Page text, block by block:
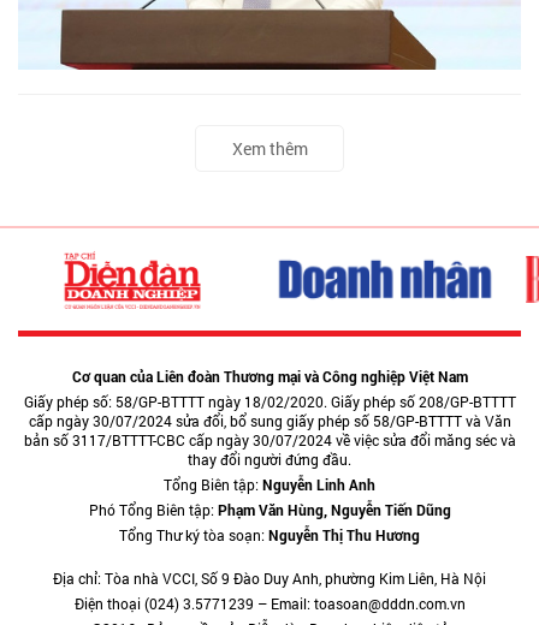
Xem thêm
Cơ quan của Liên đoàn Thương mại và Công nghiệp Việt Nam
Giấy phép số: 58/GP-BTTTT ngày 18/02/2020. Giấy phép số 208/GP-BTTTT
cấp ngày 30/07/2024 sửa đổi, bổ sung giấy phép số 58/GP-BTTTT và Văn
bản số 3117/BTTTT-CBC cấp ngày 30/07/2024 về việc sửa đổi măng séc và
thay đổi người đứng đầu.
Tổng Biên tập:Nguyễn Linh Anh
Phó Tổng Biên tập:Phạm Văn Hùng, Nguyễn Tiến Dũng
Tổng Thư ký tòa soạn:Nguyễn Thị Thu Hương
Địa chỉ: Tòa nhà VCCI, Số 9 Đào Duy Anh, phường Kim Liên, Hà Nội
Điện thoại (024) 3.5771239 – Email: toasoan@dddn.com.vn